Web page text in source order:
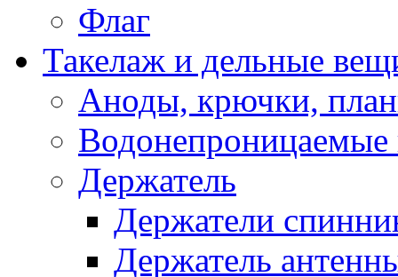
Флаг
Такелаж и дельные
Аноды, крючки,
Водонепроницаемые
Держатель
Держатели
Держатель